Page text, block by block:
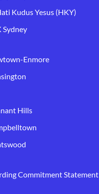
Kudus Yesus (HKY)
Sydney
Enmore
Hills
Commitment Statement